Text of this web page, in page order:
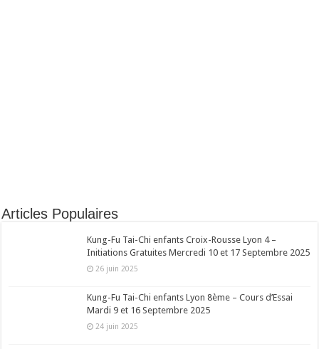
Articles Populaires
Kung-Fu Tai-Chi enfants Croix-Rousse Lyon 4 –
Initiations Gratuites Mercredi 10 et 17 Septembre 2025
26 juin 2025
Kung-Fu Tai-Chi enfants Lyon 8ème – Cours d’Essai
Mardi 9 et 16 Septembre 2025
24 juin 2025